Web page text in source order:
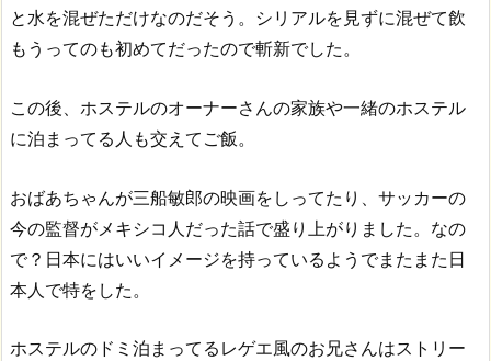
と水を混ぜただけなのだそう。シリアルを見ずに混ぜて飲
もうってのも初めてだったので斬新でした。
この後、ホステルのオーナーさんの家族や一緒のホステル
に泊まってる人も交えてご飯。
おばあちゃんが三船敏郎の映画をしってたり、サッカーの
今の監督がメキシコ人だった話で盛り上がりました。なの
で？日本にはいいイメージを持っているようでまたまた日
本人で特をした。
ホステルのドミ泊まってるレゲエ風のお兄さんはストリー